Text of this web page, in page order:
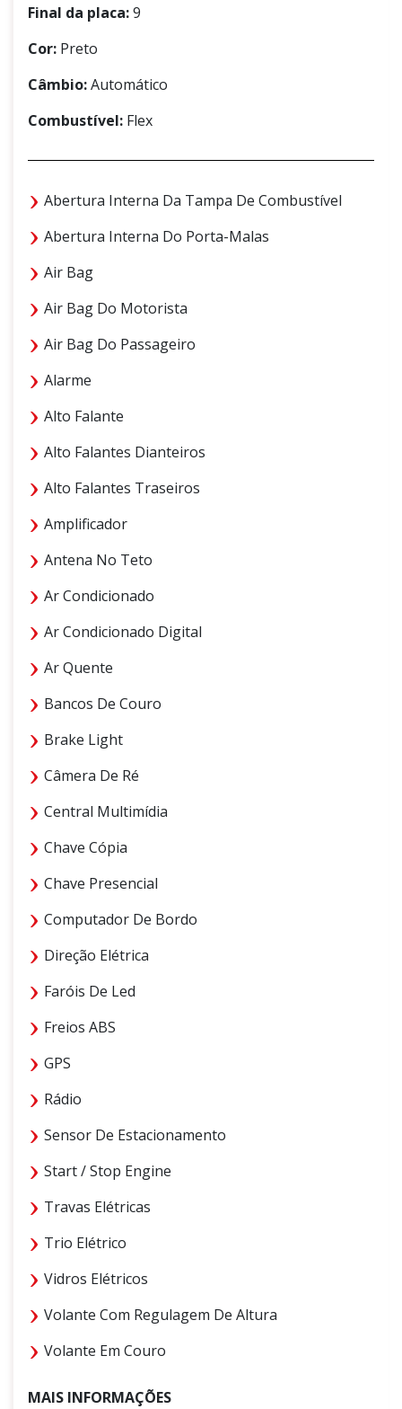
Final da placa:9
Cor: Preto
Câmbio:Automático
Combustível: Flex
Abertura Interna Da Tampa De Combustível
Abertura Interna Do Porta-Malas
Air Bag
Air Bag Do Motorista
Air Bag Do Passageiro
Alarme
Alto Falante
Alto Falantes Dianteiros
Alto Falantes Traseiros
Amplificador
Antena No Teto
Ar Condicionado
Ar Condicionado Digital
Ar Quente
Bancos De Couro
Brake Light
Câmera De Ré
Central Multimídia
Chave Cópia
Chave Presencial
Computador De Bordo
Direção Elétrica
Faróis De Led
Freios ABS
GPS
Rádio
Sensor De Estacionamento
Start / Stop Engine
Travas Elétricas
Trio Elétrico
Vidros Elétricos
Volante Com Regulagem De Altura
Volante Em Couro
MAIS INFORMAÇÕES